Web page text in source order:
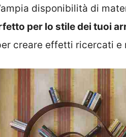
disponibilità di
per lo stile dei tuoi
creare effetti ricercati e